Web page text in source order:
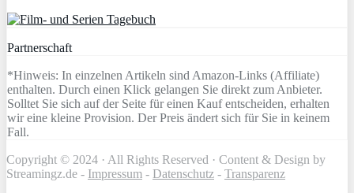
Partnerschaft
*Hinweis: In einzelnen Artikeln sind Amazon-Links (Affiliate)
enthalten. Durch einen Klick gelangen Sie direkt zum Anbieter.
Solltet Sie sich auf der Seite für einen Kauf entscheiden, erhalten
wir eine kleine Provision. Der Preis ändert sich für Sie in keinem
Fall.
Copyright © 2024 · All Rights Reserved · Content & Design by
Streamingz.de - Impressum - Datenschutz - Transparenz